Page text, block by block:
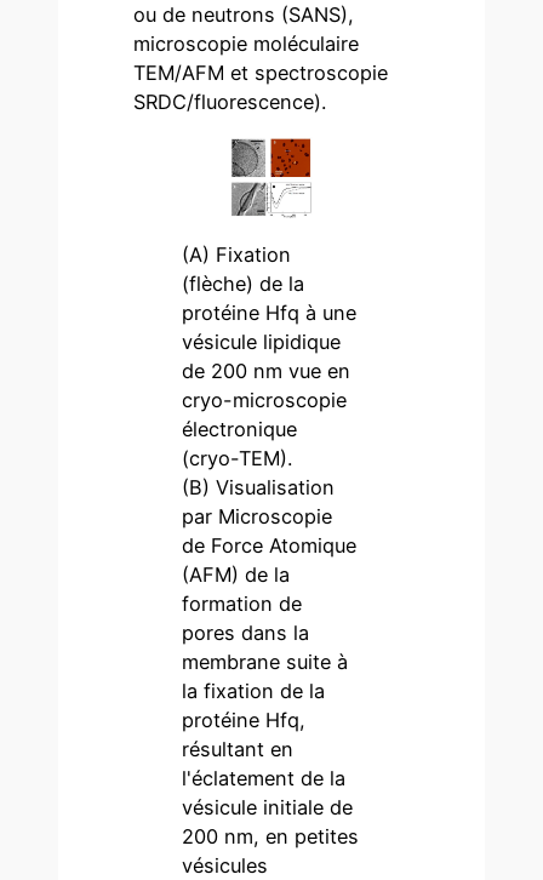
ou de neutrons (SANS),
microscopie moléculaire
TEM/AFM et spectroscopie
SRDC/fluorescence).
(A) Fixation
(flèche) de la
protéine Hfq à une
vésicule lipidique
de 200 nm vue en
cryo-microscopie
électronique
(cryo-TEM).
(B) Visualisation
par Microscopie
de Force Atomique
(AFM) de la
formation de
pores dans la
membrane suite à
la fixation de la
protéine Hfq,
résultant en
l'éclatement de la
vésicule initiale de
200 nm, en petites
vésicules